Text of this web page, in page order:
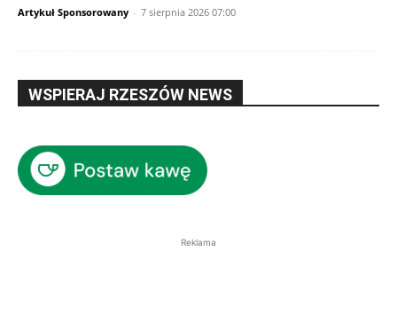
Artykuł Sponsorowany - 7 sierpnia 2026 07:00
WSPIERAJ RZESZÓW NEWS
Reklama